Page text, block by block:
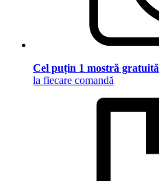
Cel puțin 1 mostră gratuită
la fiecare comandă